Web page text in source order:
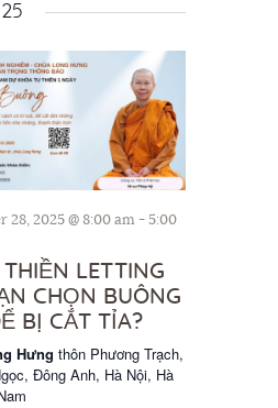
28, 2025 @ 8:00 am - 5:00
LETTING
CHỌN BUÔNG
BỊ CẮT TỈA?
Hưng thôn Phương Trạch,
Đông Anh, Hà Nội, Hà